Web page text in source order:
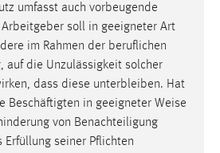
umfasst auch vorbeugende
soll in geeigneter Art
im Rahmen der beruflichen
auf die Unzulässigkeit solcher
dass diese unterbleiben. Hat
Beschäftigten in geeigneter Weise
von Benachteiligung
seiner Pflichten